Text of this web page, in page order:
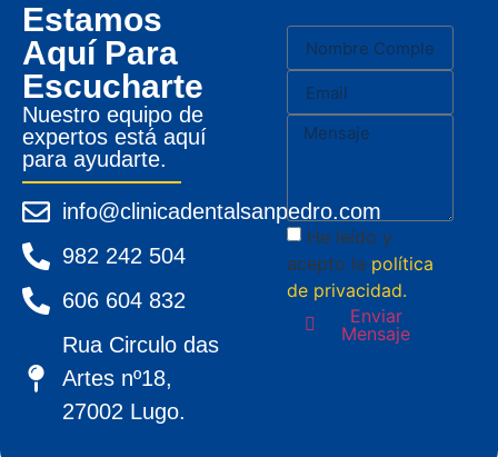
Estamos
Aquí Para
Escucharte
Nuestro equipo de
expertos está aquí
para ayudarte.
info@clinicadentalsanpedro.com
982 242 504
606 604 832
Rua Circulo das
Artes nº18,
27002 Lugo.
He leído y
acepto la política
de privacidad.
Enviar
Mensaje